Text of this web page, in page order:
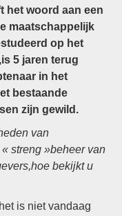
het woord aan een
maatschappelijk
op het
5 jaren terug
in het
bestaande
zijn gewild.
van
streng »beheer van
bekijkt u
is niet vandaag